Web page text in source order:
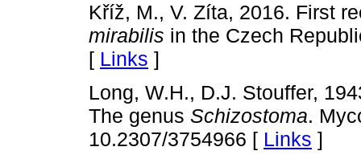
Kříž, M., V. Zíta, 2016. First
mirabilis in the Czech
[ Links ]
Long, W.H., D.J. Stouffer,
The genus Schizostoma.
10.2307/3754966 [ Links ]